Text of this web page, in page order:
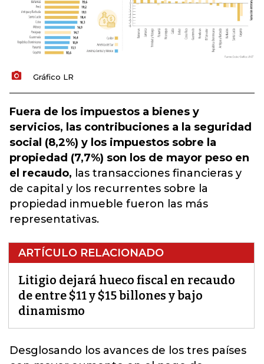
Gráfico LR
Fuera de los impuestos a bienes y
servicios, las contribuciones a la seguridad
social (8,2%) y los impuestos sobre la
propiedad (7,7%) son los de mayor peso en
el recaudo, las transacciones financieras y
de capital y los recurrentes sobre la
propiedad inmueble fueron las más
representativas.
ARTÍCULO RELACIONADO
Litigio dejará hueco fiscal en recaudo
de entre $11 y $15 billones y bajo
dinamismo
Desglosando los avances de los tres países